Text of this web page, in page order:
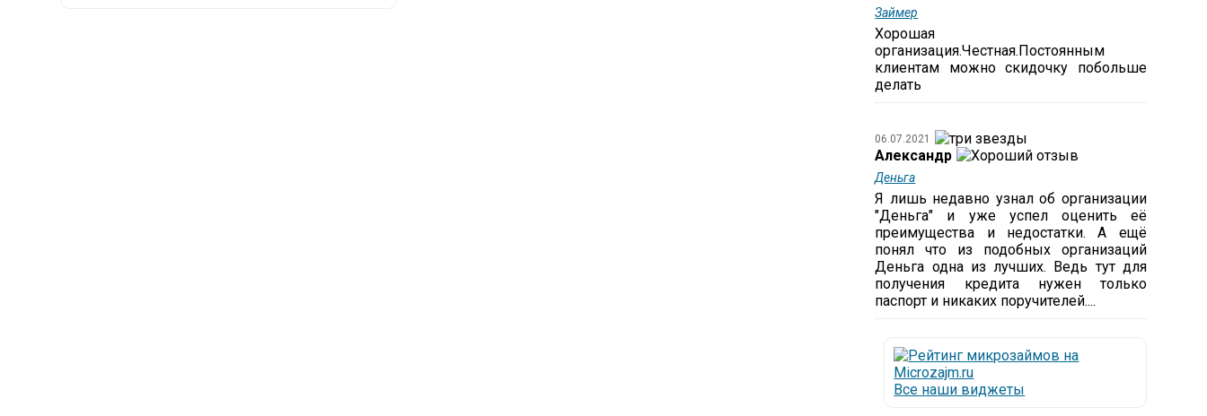
Займер
Хорошая
организация.Честная.Постоянным
клиентам можно скидочку побольше
делать
06.07.2021
Александр
Деньга
Я лишь недавно узнал об организации
"Деньга" и уже успел оценить её
преимущества и недостатки. А ещё
понял что из подобных организаций
Деньга одна из лучших. Ведь тут для
получения кредита нужен только
паспорт и никаких поручителей....
Все наши виджеты